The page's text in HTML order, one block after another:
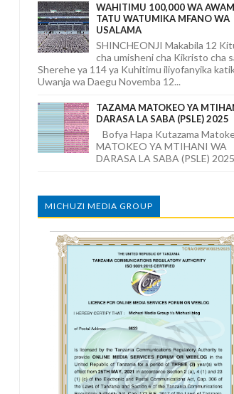
WAHITIMU 100,000 WA
TATU WATUMIKA MFANO WA
USALAMA
SHINCHEONJI Makabila 12
cha umisheni cha Kikristo cha
Sherehe ya 114 ya Kuhitimu iliyofanyika
Uwanja wa Daegu Novemba 12...
TAZAMA MATOKEO YA
DARASA LA SABA (PSLE) 2025
Bofya Hapa Kutazama
MATOKEO YA MTIHANI WA
DARASA LA SABA (PSLE) 2025
MICHUZI MEDIA GROUP